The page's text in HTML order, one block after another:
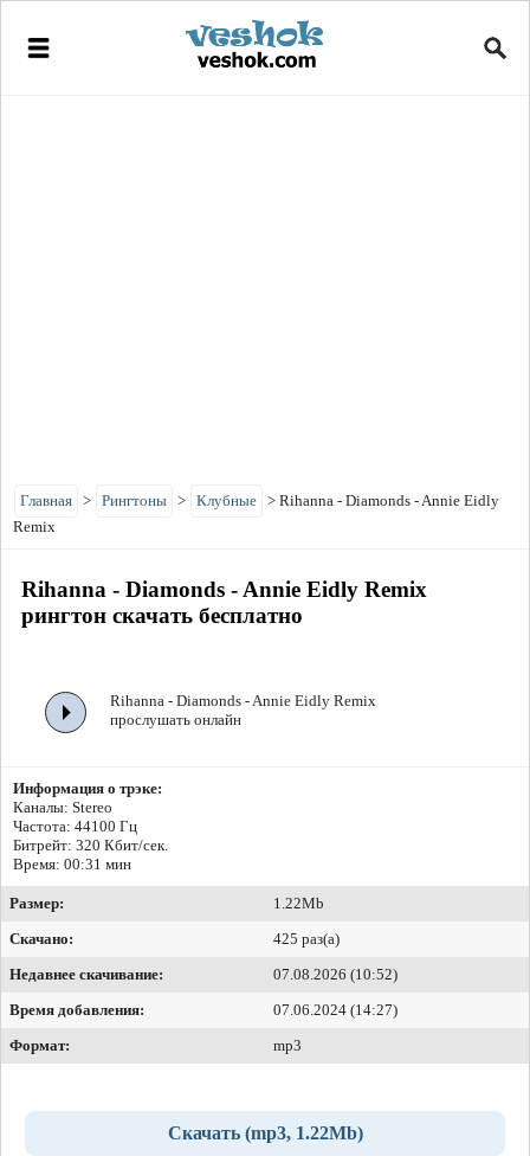
Главная > Рингтоны > Клубные > Rihanna - Diamonds - Annie Eidly
Remix
Rihanna - Diamonds - Annie Eidly Remix
рингтон скачать бесплатно
Rihanna - Diamonds - Annie Eidly Remix
прослушать онлайн
Информация о трэке:
Каналы: Stereo
Частота: 44100 Гц
Битрейт: 320 Кбит/сек.
Время: 00:31 мин
Размер:
1.22Mb
Скачано:
425 раз(а)
Недавнее скачивание:
07.08.2026 (10:52)
Время добавления:
07.06.2024 (14:27)
Формат:
mp3
Скачать (mp3, 1.22Mb)